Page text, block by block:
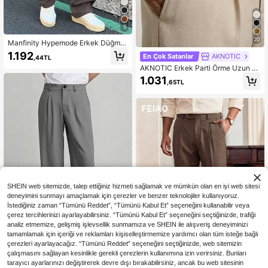
5
Manfinity Hypemode Erkek Düğme
Detaylı Yan Cepli Takım Elbise Pant
olonu, Resmi, Tören
1.192 ,44TL
8
Manfinity Hypemode Erkek Düz Re
nk Düz Paça Bol Pileli Günlük Pant
960
20
En Çok Satanlar AKNOTIC
AKNOTIC Erkek Parti Örme Uzun Or
ta Bel Düz Paça Günlük Takım Pant
olon, Günlük Giyim, İlkbahar/Yaz, T
esi, Babalar Günü Hediyeleri İçin Uy
gundur
1.031 ,65TL
154,75TL tasarruf
edin
SHEIN web sitemizde, talep ettiğiniz hizmeti sağlamak ve mümkün olan en iyi web sitesi
deneyimini sunmayı amaçlamak için çerezler ve benzer teknolojiler kullanıyoruz.
İstediğiniz zaman “Tümünü Reddet”, “Tümünü Kabul Et” seçeneğini kullanabilir veya
çerez tercihlerinizi ayarlayabilirsiniz. “Tümünü Kabul Et” seçeneğini seçtiğinizde, trafiği
analiz etmemize, gelişmiş işlevsellik sunmamıza ve SHEIN ile alışveriş deneyiminizi
tamamlamak için içeriği ve reklamları kişiselleştirmemize yardımcı olan tüm isteğe bağlı
çerezleri ayarlayacağız. “Tümünü Reddet” seçeneğini seçtiğinizde, web sitemizin
çalışmasını sağlayan kesinlikle gerekli çerezlerin kullanımına izin verirsiniz. Bunları
tarayıcı ayarlarınızı değiştirerek devre dışı bırakabilirsiniz, ancak bu web sitesinin